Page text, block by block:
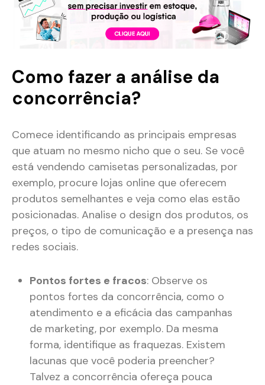
Como fazer a análise da
concorrência?
Comece identificando as principais empresas
que atuam no mesmo nicho que o seu. Se você
está vendendo camisetas personalizadas, por
exemplo, procure lojas online que oferecem
produtos semelhantes e veja como elas estão
posicionadas. Analise o design dos produtos, os
preços, o tipo de comunicação e a presença nas
redes sociais​.
Pontos fortes e fracos: Observe os
pontos fortes da concorrência, como o
atendimento e a eficácia das campanhas
de marketing, por exemplo. Da mesma
forma, identifique as fraquezas. Existem
lacunas que você poderia preencher?
Talvez a concorrência ofereça pouca